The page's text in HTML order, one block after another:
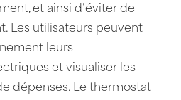
et ainsi d’éviter de
Les utilisateurs peuvent
leurs
et visualiser les
dépenses. Le thermostat